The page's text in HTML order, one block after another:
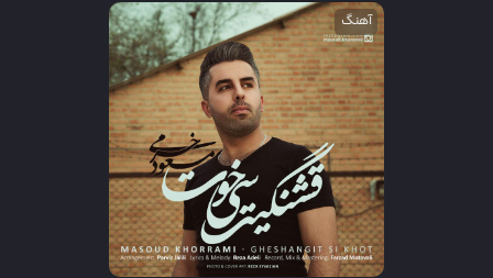
آهنگ